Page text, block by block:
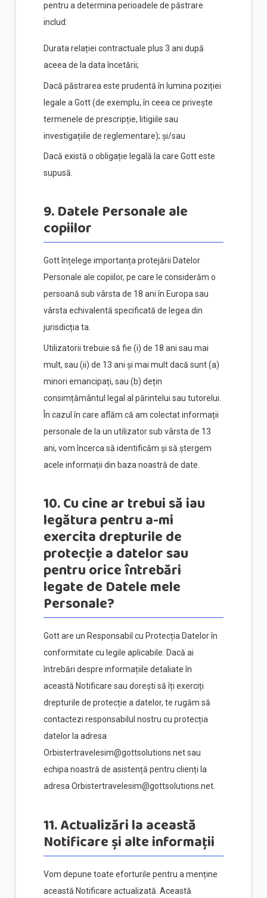
pentru a determina perioadele de păstrare
includ:
Durata relației contractuale plus 3 ani după
aceea de la data încetării;
Dacă păstrarea este prudentă în lumina poziției
legale a Gott (de exemplu, în ceea ce privește
termenele de prescripție, litigiile sau
investigațiile de reglementare); și/sau
Dacă există o obligație legală la care Gott este
supusă.
9. Datele Personale ale
copiilor
Gott înțelege importanța protejării Datelor
Personale ale copiilor, pe care le considerăm o
persoană sub vârsta de 18 ani în Europa sau
vârsta echivalentă specificată de legea din
jurisdicția ta.
Utilizatorii trebuie să fie (i) de 18 ani sau mai
mult, sau (ii) de 13 ani și mai mult dacă sunt (a)
minori emancipați, sau (b) dețin
consimțământul legal al părintelui sau tutorelui.
În cazul în care aflăm că am colectat informații
personale de la un utilizator sub vârsta de 13
ani, vom încerca să identificăm și să ștergem
acele informații din baza noastră de date.
10. Cu cine ar trebui să iau
legătura pentru a-mi
exercita drepturile de
protecție a datelor sau
pentru orice întrebări
legate de Datele mele
Personale?
Gott are un Responsabil cu Protecția Datelor în
conformitate cu legile aplicabile. Dacă ai
întrebări despre informațiile detaliate în
această Notificare sau dorești să îți exerciți
drepturile de protecție a datelor, te rugăm să
contactezi responsabilul nostru cu protecția
datelor la adresa
Orbistertravelesim@gottsolutions.net sau
echipa noastră de asistență pentru clienți la
adresa Orbistertravelesim@gottsolutions.net.
11. Actualizări la această
Notificare și alte informații
Vom depune toate eforturile pentru a menține
această Notificare actualizată. Această